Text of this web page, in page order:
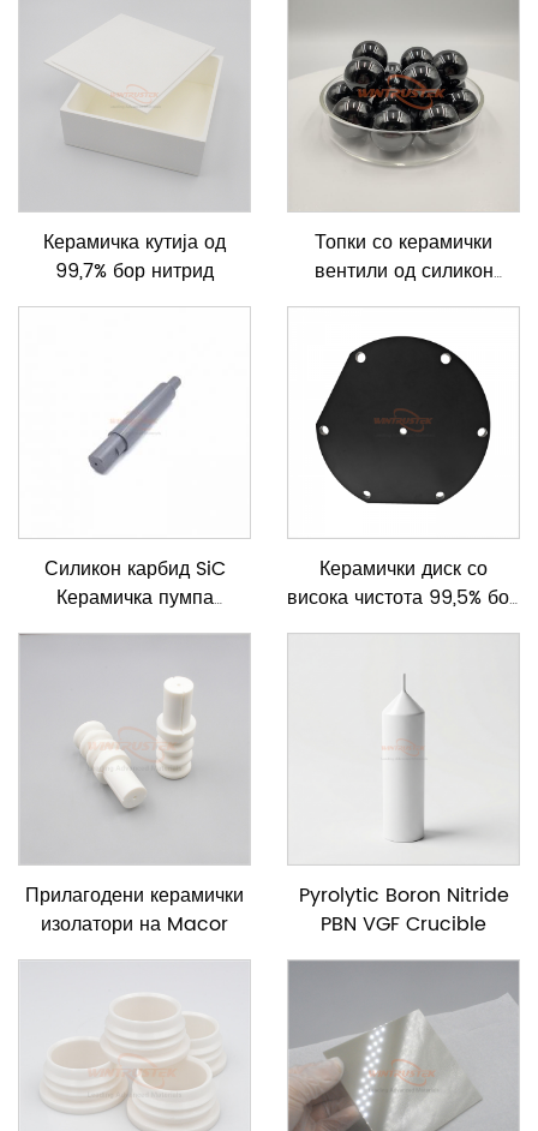
Керамичка кутија од
99,7% бор нитрид
Топки со керамички
вентили од силикон
нитрид
Силикон карбид SiC
Керамичка пумпа
вратило
Керамички диск со
висока чистота 99,5% бор
карбид за апсорпција на
Прилагодени керамички
изолатори на Macor
Pyrolytic Boron Nitride
PBN VGF Crucible